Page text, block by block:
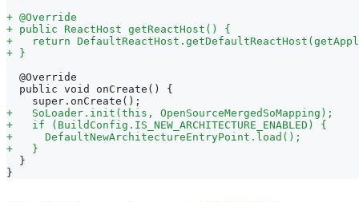
+ @Override
+ public ReactHost getReactHost() {
+
return
+ }
@Override
public void onCreate() {
   super.onCreate();
+
   SoLoader.init(this, OpenSourceMergedSoMapping);
+
   if (BuildConfig.IS_NEW_ARCHITECTURE_ENABLED) {
+
     DefaultNewArchitectureEntryPoint.load();
+
   }
}
}